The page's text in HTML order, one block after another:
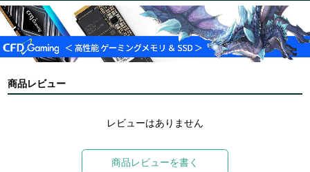
商品レビュー
レビューはありません
商品レビューを書く